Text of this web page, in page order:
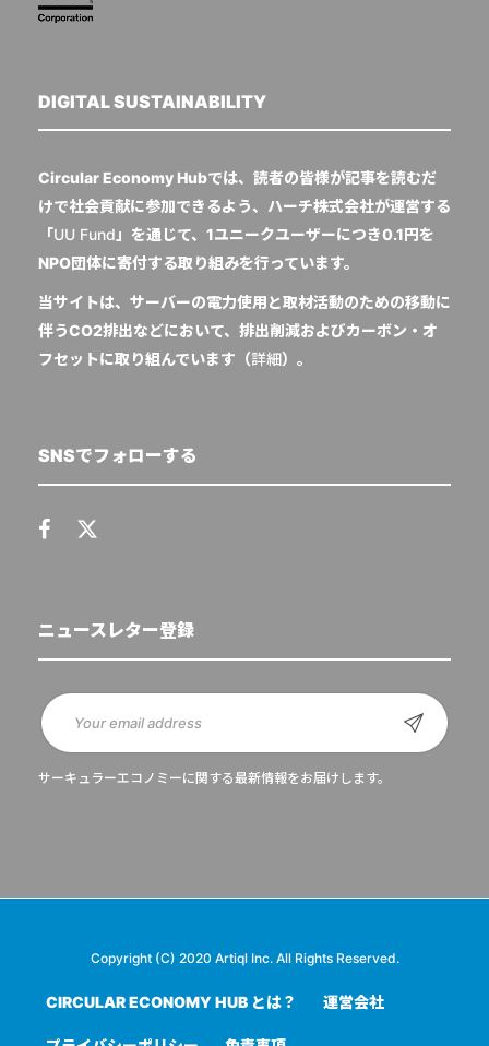
DIGITAL SUSTAINABILITY
Circular Economy Hubでは、読者の皆様が記事を読むだ
けで社会貢献に参加できるよう、ハーチ株式会社が運営する
「UU Fund 」を通じて、1ユニークユーザーにつき0.1円を
NPO団体に寄付する取り組みを行っています。
当サイトは、サーバーの電力使用と取材活動のための移動に
伴うCO2排出などにおいて、排出削減およびカーボン・オ
フセットに取り組んでいます（詳細）。
SNSでフォローする
ニュースレター登録
サーキュラーエコノミーに関する最新情報をお届けします。
Copyright (C) 2020 Artiql Inc. All Rights Reserved.
CIRCULAR ECONOMY HUB とは？ 運営会社